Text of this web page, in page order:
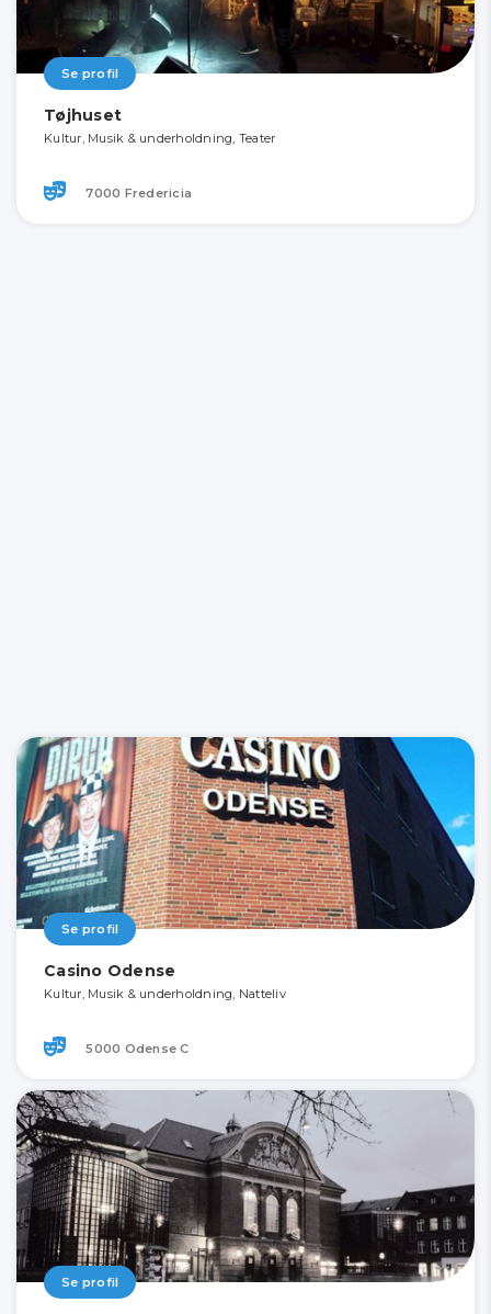
Se profil
Tøjhuset
Kultur, Musik & underholdning, Teater
7000 Fredericia
Se profil
Casino Odense
Kultur, Musik & underholdning, Natteliv
5000 Odense C
Se profil